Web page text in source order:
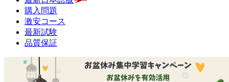
購入問題
激安コース
最新試験
品質保証